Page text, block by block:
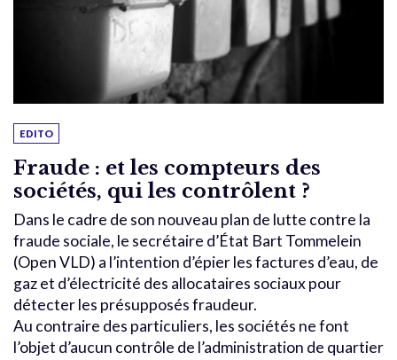
EDITO
Fraude : et les compteurs des
sociétés, qui les contrôlent ?
Dans le cadre de son nouveau plan de lutte contre la
fraude sociale, le secrétaire d’État Bart Tommelein
(Open VLD) a l’intention d’épier les factures d’eau, de
gaz et d’électricité des allocataires sociaux pour
détecter les présupposés fraudeur.
Au contraire des particuliers, les sociétés ne font
l’objet d’aucun contrôle de l’administration de quartier